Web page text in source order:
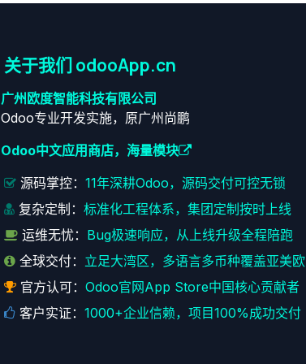
关于我们 odooApp.cn
广州欧度智能科技有限公司
Odoo专业开发实施，原广州尚鹏
Odoo中文应用商店，海量模块
源码掌控：11年深耕Odoo，源码交付可控无锁
复杂定制：标准化工程体系，集团定制按时上线
运维无忧： Bug极速响应，从上线升级全程陪跑
全球交付： 立足大湾区，多语言多币种覆盖亚美欧
官方认可：Odoo官网App Store中国核心贡献者
客户实证：1000+企业信赖，项目100%成功交付